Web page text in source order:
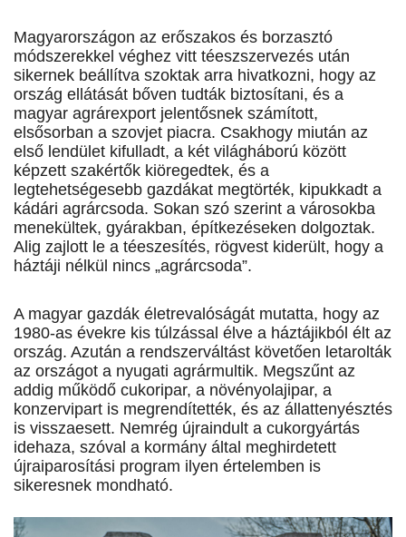
Magyarországon az erőszakos és borzasztó
módszerekkel véghez vitt téeszszervezés után
sikernek beállítva szoktak arra hivatkozni, hogy az
ország ellátását bőven tudták biztosítani, és a
magyar agrárexport jelentősnek számított,
elsősorban a szovjet piacra. Csakhogy miután az
első lendület kifulladt, a két világháború között
képzett szakértők kiöregedtek, és a
legtehetségesebb gazdákat megtörték, kipukkadt a
kádári agrárcsoda. Sokan szó szerint a városokba
menekültek, gyárakban, építkezéseken dolgoztak.
Alig zajlott le a téeszesítés, rögvest kiderült, hogy a
háztáji nélkül nincs „agrárcsoda”.
A magyar gazdák életrevalóságát mutatta, hogy az
1980-as évekre kis túlzással élve a háztájikból élt az
ország. Az­után a rendszerváltást követően letarolták
az országot a nyugati agrármultik. Megszűnt az
addig működő cukoripar, a növényolajipar, a
konzervipart is megrendítették, és az állattenyésztés
is visszaesett. Nemrég újraindult a cukorgyártás
idehaza, szóval a kormány által meghirdetett
újraiparosítási program ilyen értelemben is
sikeresnek mondható.